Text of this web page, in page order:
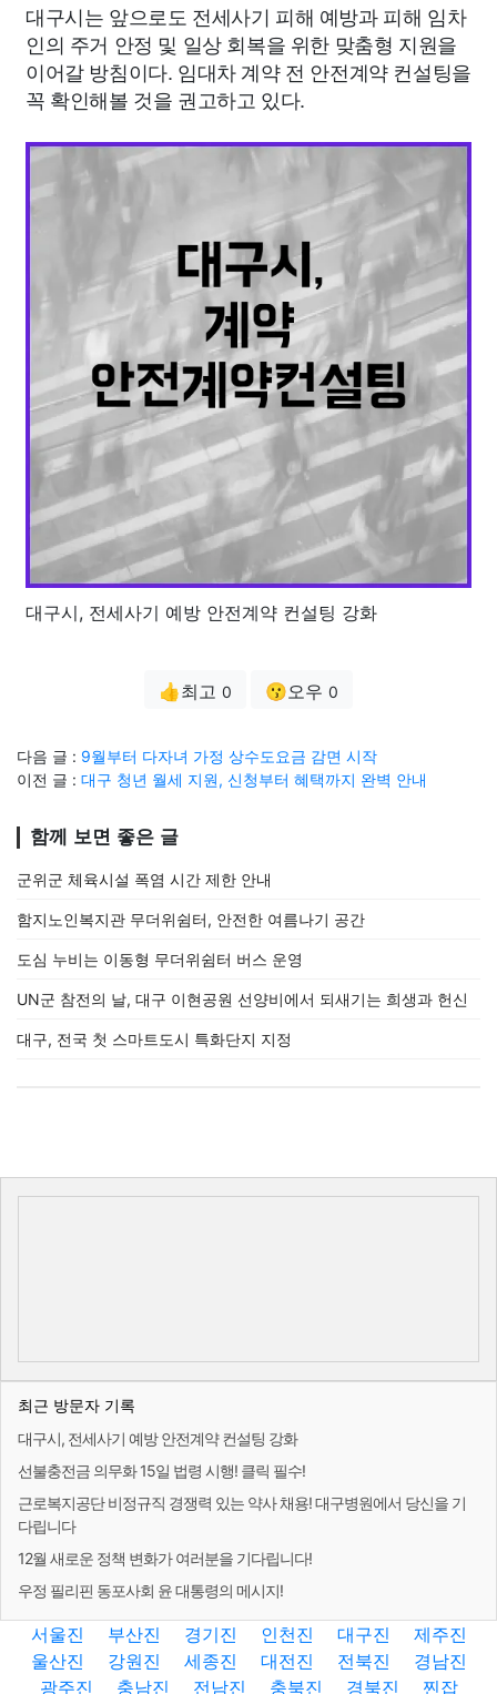
대구시는 앞으로도 전세사기 피해 예방과 피해 임차
인의 주거 안정 및 일상 회복을 위한 맞춤형 지원을
이어갈 방침이다. 임대차 계약 전 안전계약 컨설팅을
꼭 확인해볼 것을 권고하고 있다.
대구시, 전세사기 예방 안전계약 컨설팅 강화
👍최고 0 😗오우 0
다음 글 : 9월부터 다자녀 가정 상수도요금 감면 시작
이전 글 : 대구 청년 월세 지원, 신청부터 혜택까지 완벽 안내
함께 보면 좋은 글
군위군 체육시설 폭염 시간 제한 안내
함지노인복지관 무더위쉼터, 안전한 여름나기 공간
도심 누비는 이동형 무더위쉼터 버스 운영
UN군 참전의 날, 대구 이현공원 선양비에서 되새기는 희생과 헌신
대구, 전국 첫 스마트도시 특화단지 지정
최근 방문자 기록
대구시, 전세사기 예방 안전계약 컨설팅 강화
선불충전금 의무화 15일 법령 시행! 클릭 필수!
근로복지공단 비정규직 경쟁력 있는 약사 채용! 대구병원에서 당신을 기
다립니다
12월 새로운 정책 변화가 여러분을 기다립니다!
우정 필리핀 동포사회 윤 대통령의 메시지!
서울진 부산진 경기진 인천진 대구진
제주진
울산진
강원진 세종진 대전진 전북진
경남진
광주진
충남진 전남진 충북진 경북진 찐잡